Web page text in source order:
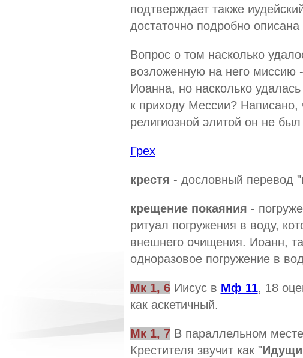
подтверждает также
достаточно подробно описана
Вопрос о том насколько
возложенную на него миссию
Иоанна, но насколько
к приходу Мессии? Написано,
религиозной элитой он не
Грех
крестя - дословный перевод
крещение покаяния -
ритуал погружения в воду,
внешнего очищения. Иоанн,
одноразовое погружение в
Мк 1, 6Иисус в Мф 11, 18
как аскетичный.
Мк 1, 7В параллельном
Крестителя звучит как "